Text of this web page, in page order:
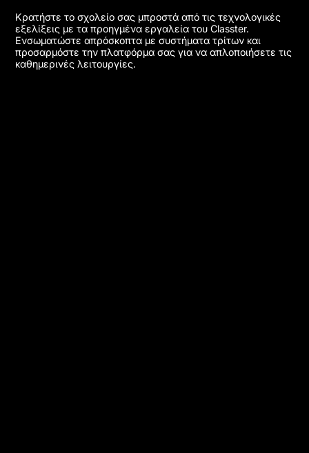
Κρατήστε το σχολείο σας μπροστά από τις τεχνολογικές
εξελίξεις με τα προηγμένα εργαλεία του Classter.
Ενσωματώστε απρόσκοπτα με συστήματα τρίτων και
προσαρμόστε την πλατφόρμα σας για να απλοποιήσετε τις
καθημερινές λειτουργίες.